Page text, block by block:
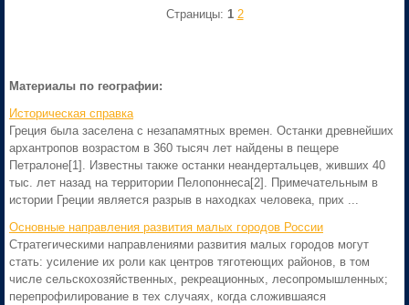
Страницы: 1 2
Материалы по географии:
Историческая справка
Греция была заселена с незапамятных времен. Останки древнейших
архантропов возрастом в 360 тысяч лет найдены в пещере
Петралоне[1]. Известны также останки неандертальцев, живших 40
тыс. лет назад на территории Пелопоннеса[2]. Примечательным в
истории Греции является разрыв в находках человека, прих ...
Основные направления развития малых городов России
Стратегическими направлениями развития малых городов могут
стать: усиление их роли как центров тяготеющих районов, в том
числе сельскохозяйственных, рекреационных, лесопромышленных;
перепрофилирование в тех случаях, когда сложившаяся